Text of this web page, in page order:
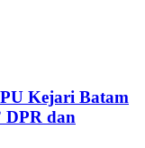
Kejari Batam
DPR dan